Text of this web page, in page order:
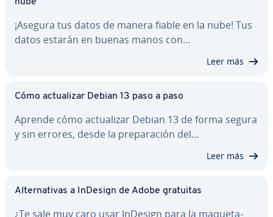
¡Asegura tus datos de manera fiable en la nube! Tus
datos estarán en buenas manos con…
Leer más
Cómo ac­tua­li­zar Debian 13 paso a paso
Aprende cómo ac­tua­li­zar Debian 13 de forma segura
y sin errores, desde la pre­pa­ra­ción del…
Leer más
Al­te­r­na­ti­vas a InDesign de Adobe gratuitas
¿Te sale muy caro usar InDesign para la ma­que­ta­